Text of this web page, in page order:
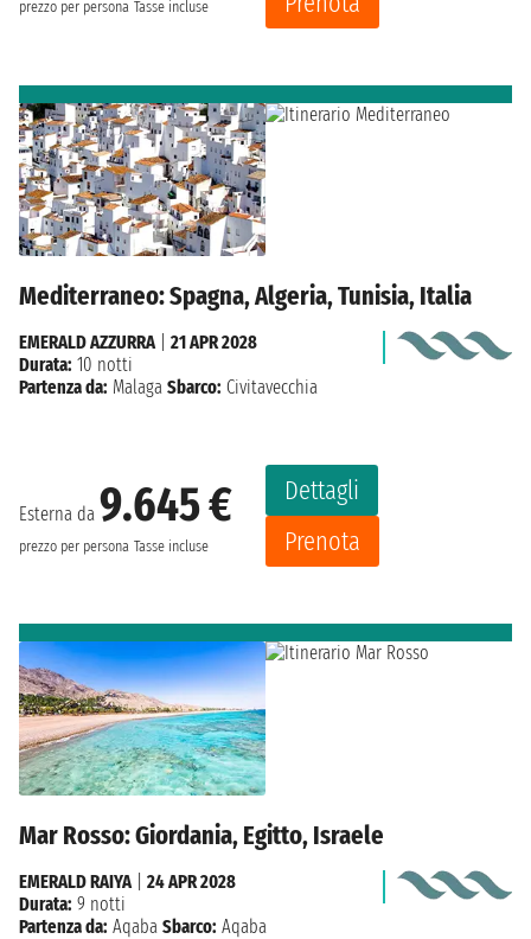
prezzo per persona Tasse incluse
Mediterraneo: Spagna, Algeria, Tunisia, Italia
Esterna da 9.645 €
prezzo per persona Tasse incluse
Dettagli
Prenota
EMERALD AZZURRA| 21 APR 2028
Durata: 10 notti
Partenza da: Malaga Sbarco: Civitavecchia
Mar Rosso: Giordania, Egitto, Israele
EMERALD RAIYA
24 APR 2028
Durata: 9 notti
Partenza da: Aqaba Sbarco: Aqaba